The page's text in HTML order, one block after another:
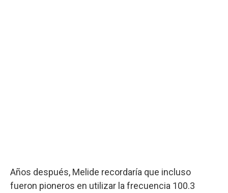
Años después, Melide recordaría que incluso
fueron pioneros en utilizar la frecuencia 100.3